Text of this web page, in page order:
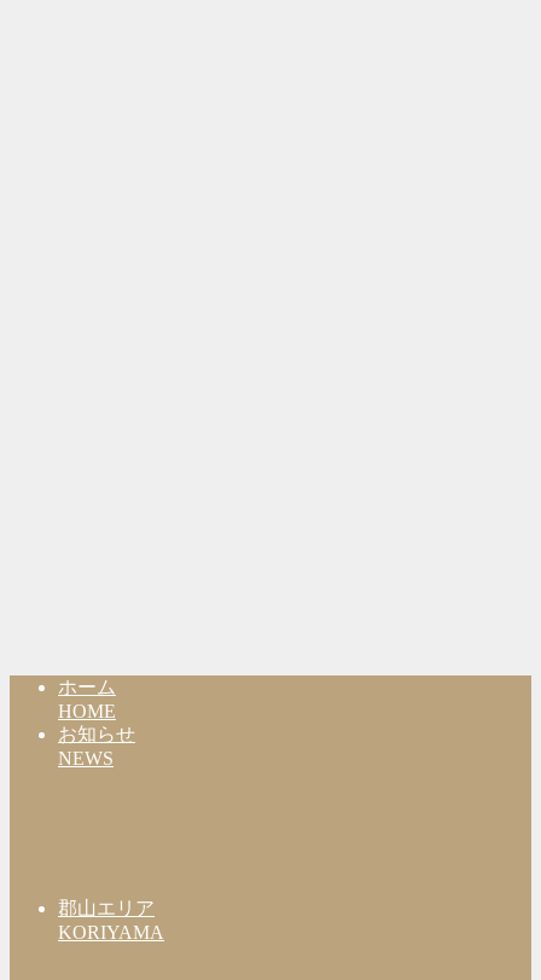
ホーム
HOME
お知らせ
NEWS
郡山エリア
KORIYAMA